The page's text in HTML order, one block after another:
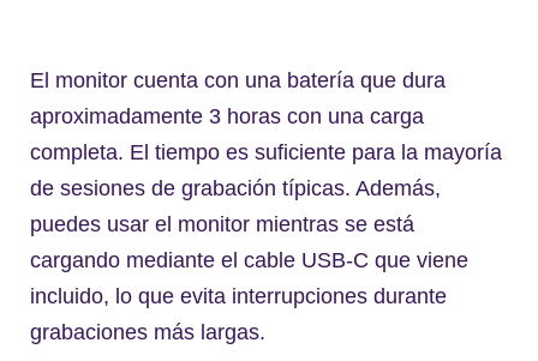
El monitor cuenta con una batería que dura
aproximadamente 3 horas con una carga
completa. El tiempo es suficiente para la mayoría
de sesiones de grabación típicas. Además,
puedes usar el monitor mientras se está
cargando mediante el cable USB-C que viene
incluido, lo que evita interrupciones durante
grabaciones más largas.